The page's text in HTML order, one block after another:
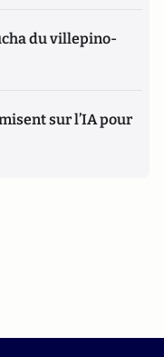
du villepino-
sur l’IA pour